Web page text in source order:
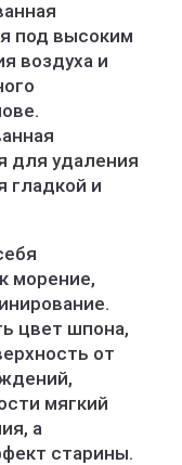
под высоким
воздуха и
для удаления
гладкой и
морение,
цвет шпона,
от
мягкий
а
старины.